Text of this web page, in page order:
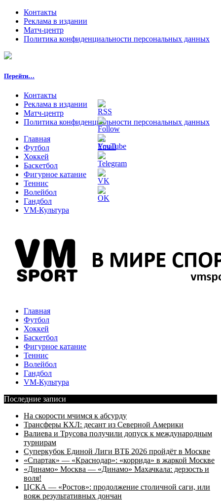
Контакты
Реклама в издании
Матч-центр
Политика конфиденциальности персональных данных
Перейти…
Контакты
Реклама в издании
Матч-центр
Политика конфиденциальности персональных данных
Главная
Футбол
Хоккей
Баскетбол
Фигурное катание
Теннис
Волейбол
Гандбол
VM-Культура
Главная
Футбол
Хоккей
Баскетбол
Фигурное катание
Теннис
Волейбол
Гандбол
VM-Культура
Последние записи
На скорости мчимся к абсурду
Трансферы КХЛ: десант из Северной Америки
Валиева и Трусова получили допуск к международным
турнирам
Суперкубок Единой Лиги ВТБ 2026 пройдёт в Москве
«Спартак» — «Краснодар»: «коррида» в жаркой Москве
«Динамо» Москва — «Динамо» Махачкала: дерзость и
воля!
ЦСКА — «Ростов»: продолжение столичной саги, или
вояж результативных дончан